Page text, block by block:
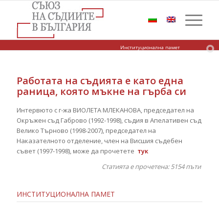
Институционална памет
Работата на съдията е като една
раница, която мъкне на гърба си
Интервюто с г-жа ВИОЛЕТА МЛЕКАНОВА, председател на
Окръжен съд Габрово (1992-1998), съдия в Апелативен съд
Велико Търново (1998-2007), председател на
Наказателното отделение, член на Висшия съдебен
съвет (1997-1998), може да прочетете тук
Статията е прочетена: 5154пъти
ИНСТИТУЦИОНАЛНА ПАМЕТ